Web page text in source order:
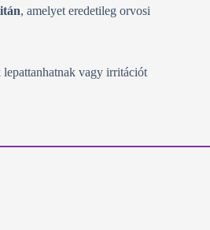
, amelyet eredetileg orvosi
vagy irritációt